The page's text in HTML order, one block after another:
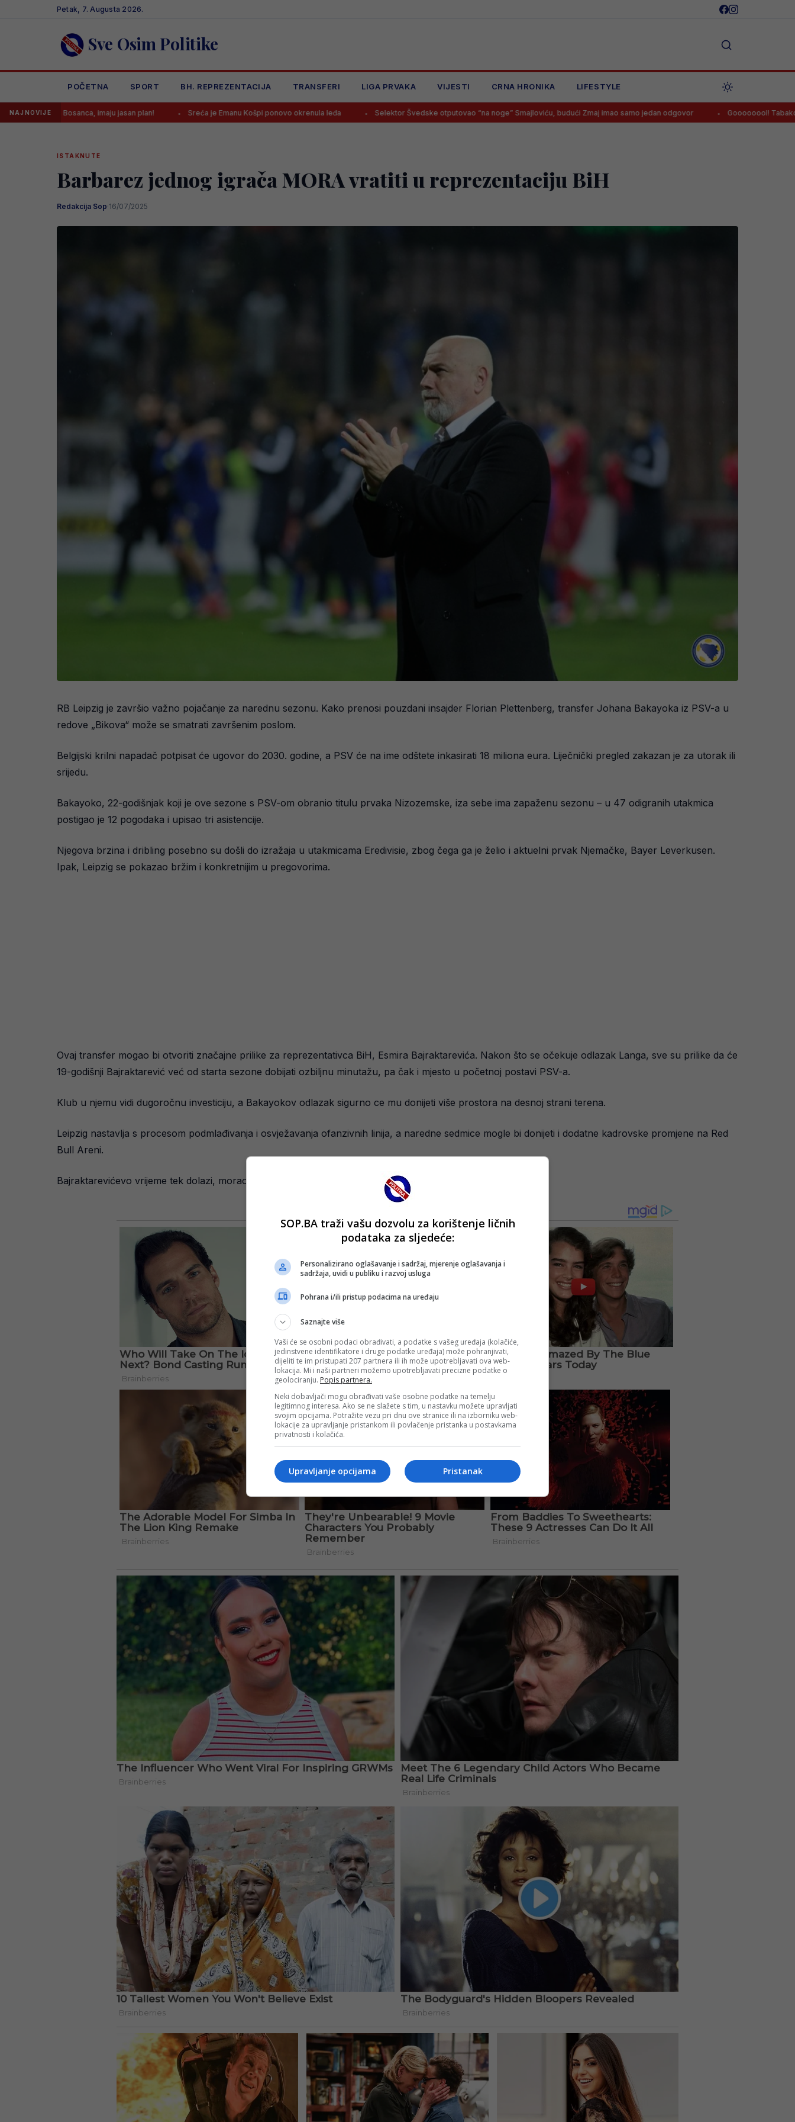
Petak, 7. Augusta 2026.
Sve Osim Politike
POČETNA SPORT BH. REPREZENTACIJA TRANSFERI LIGA PRVAKA VIJESTI CRNA HRONIKA LIFESTYLE
NAJNOVIJEimaju jasan plan! Sreća je Emanu Košpi ponovo okrenula leđa Selektor Švedske otputovao “na noge” Smajloviću, budući Zmaj imao samo jedan odgovor Goooooool! Tabaković postigao
ISTAKNUTE
Barbarez jednog igrača MORA vratiti u reprezentaciju BiH
Redakcija Sop·16/07/2025
RB Leipzig je završio važno pojačanje za narednu sezonu. Kako prenosi pouzdani insajder Florian Plettenberg, transfer Johana Bakayoka iz PSV-a u
redove „Bikova“ može se smatrati završenim poslom.
Belgijski krilni napadač potpisat će ugovor do 2030. godine, a PSV će na ime odštete inkasirati 18 miliona eura. Liječnički pregled zakazan je za utorak ili
srijedu.
Bakayoko, 22-godišnjak koji je ove sezone s PSV-om obranio titulu prvaka Nizozemske, iza sebe ima zapaženu sezonu – u 47 odigranih utakmica
postigao je 12 pogodaka i upisao tri asistencije.
Njegova brzina i dribling posebno su došli do izražaja u utakmicama Eredivisie, zbog čega ga je želio i aktuelni prvak Njemačke, Bayer Leverkusen.
Ipak, Leipzig se pokazao bržim i konkretnijim u pregovorima.
Ovaj transfer mogao bi otvoriti značajne prilike za reprezentativca BiH, Esmira Bajraktarevića. Nakon što se očekuje odlazak Langa, sve su prilike da će
19-godišnji Bajraktarević već od starta sezone dobijati ozbiljnu minutažu, pa čak i mjesto u početnoj postavi PSV-a.
Klub u njemu vidi dugoročnu investiciju, a Bakayokov odlazak sigurno ce mu donijeti više prostora na desnoj strani terena.
Leipzig nastavlja s procesom podmlađivanja i osvježavanja ofanzivnih linija, a naredne sedmice mogle bi donijeti i dodatne kadrovske promjene na Red
Bull Areni.
Bajraktarevićevo vrijeme tek dolazi, morao bi se opet naći na spisku Barbareza.
SOP.BA traži vašu dozvolu za korištenje ličnih
podataka za sljedeće:
Personalizirano oglašavanje i sadržaj, mjerenje oglašavanja i
sadržaja, uvidi u publiku i razvoj usluga
Pohrana i/ili pristup podacima na uređaju
Saznajte više
Vaši će se osobni podaci obrađivati, a podatke s vašeg uređaja (kolačiće,
jedinstvene identifikatore i druge podatke uređaja) može pohranjivati,
dijeliti te im pristupati 207 partnera ili ih može upotrebljavati ova web-
lokacija. Mi i naši partneri možemo upotrebljavati precizne podatke o
geolociranju. Popis partnera.
Neki dobavljači mogu obrađivati vaše osobne podatke na temelju
legitimnog interesa. Ako se ne slažete s tim, u nastavku možete upravljati
svojim opcijama. Potražite vezu pri dnu ove stranice ili na izborniku web-
lokacije za upravljanje pristankom ili povlačenje pristanka u postavkama
privatnosti i kolačića.
Pristanak
Upravljanje opcijama